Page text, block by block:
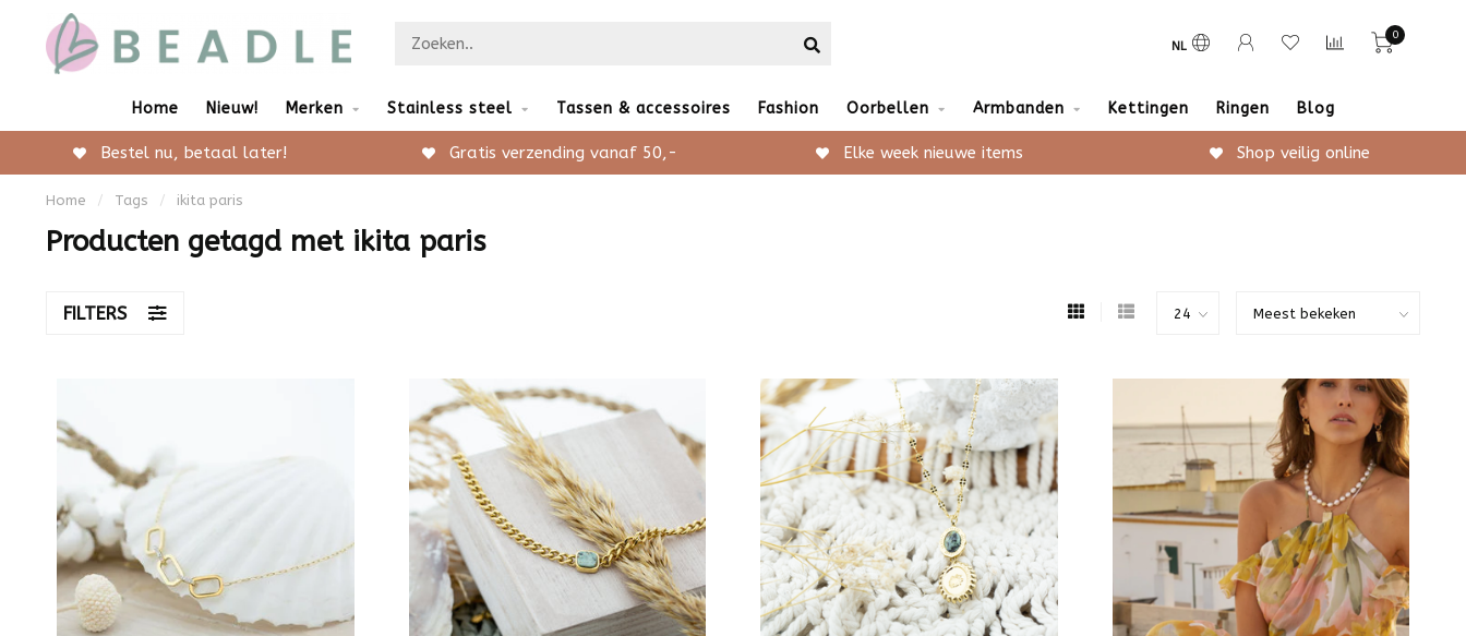
NL
0
Home Nieuw! Merken Stainless steel Tassen & accessoires Fashion Oorbellen Armbanden Kettingen Ringen Blog
Bestel nu, betaal later! Gratis verzending vanaf 50,- Elke week nieuwe items Shop veilig online
Home / Tags / ikita paris
Producten getagd met ikita paris
FILTERS